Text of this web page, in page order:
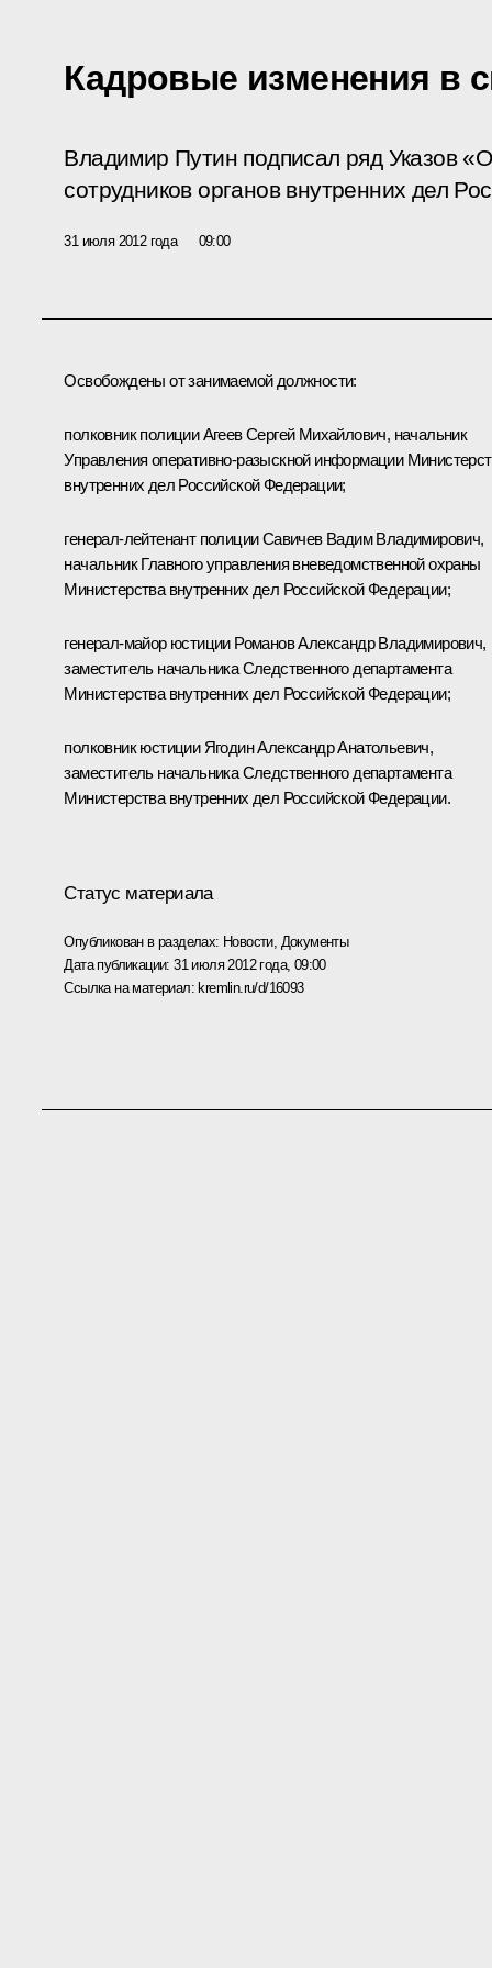
Кадровые изменения в
Владимир Путин подписал ряд Указов
сотрудников органов внутренних дел
31 июля 2012 года 09:00
Освобождены от занимаемой должности:
полковник полиции Агеев Сергей Михайлович, начальник
Управления оперативно-разыскной информации
внутренних дел Российской Федерации;
генерал-лейтенант полиции Савичев Вадим Владимирович,
начальник Главного управления вневедомственной охраны
Министерства внутренних дел Российской Федерации;
генерал-майор юстиции Романов Александр Владимирович,
заместитель начальника Следственного департамента
Министерства внутренних дел Российской Федерации;
полковник юстиции Ягодин Александр Анатольевич,
заместитель начальника Следственного департамента
Министерства внутренних дел Российской Федерации.
Статус материала
Опубликован в разделах: Новости, Документы
Дата публикации:31 июля 2012 года, 09:00
Ссылка на материал: kremlin.ru/d/16093